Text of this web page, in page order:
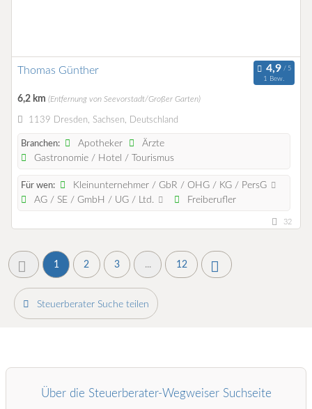
Thomas Günther
1 Bew.
6,2 km (Entfernung von Seevorstadt/Großer Garten)
1139 Dresden, Sachsen, Deutschland
Branchen: Apotheker
Ärzte
Gastronomie / Hotel / Tourismus
Für wen:
Kleinunternehmer / GbR / OHG / KG / PersG
AG / SE / GmbH / UG / Ltd.
Freiberufler
32
1 2 3 ... 12
Steuerberater Suche teilen
Über die Steuerberater-Wegweiser Suchseite